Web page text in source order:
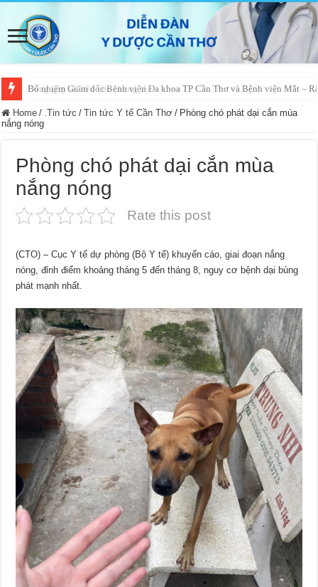
Đóng góp tài liệu cho chúng tôi
Bổ nhiệm Giám đốc Bệnh viện Đa khoa TP Cần Thơ và Bệnh viện Mắt –
Home / .Tin tức / Tin tức Y tế Cần Thơ / Phòng chó phát dại cắn mùa
nắng nóng
Phòng chó phát dại cắn mùa
nắng nóng
Rate this post
(CTO) – Cục Y tế dự phòng (Bộ Y tế) khuyến cáo, giai đoạn nắng
nóng, đỉnh điểm khoảng tháng 5 đến tháng 8, nguy cơ bệnh dại bùng
phát mạnh nhất.